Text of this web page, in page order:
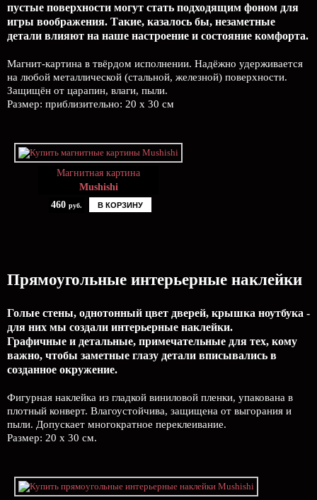
пустые поверхности могут стать подходящим фоном для
игры воображения. Такие, казалось бы, незаметные
детали влияют на наше настроение и состояние комфорта.
Магнит-картина в твёрдом исполнении. Надёжно удерживается
на любой металлической (стальной, железной) поверхности.
Защищён от царапин, влаги, пыли.
Размер: приблизительно: 20 х 30 см
Магнитная картина
Mushishi
460 руб. В КОРЗИНУ
Прямоугольные интерьерные наклейки
Голые стены, однотонный цвет дверей, крышка ноутбука -
для них мы создали интерьерные наклейки.
Графичные и детальные, примечательные для тех, кому
важно, чтобы заметные глазу детали вписывались в
созданное окружение.
Фигурная наклейка из гладкой виниловой пленки, упакована в
плотный конверт. Влагоустойчива, защищена от выгорания и
пыли. Допускает многократное переклеивание.
Размер: 20 х 30 см.